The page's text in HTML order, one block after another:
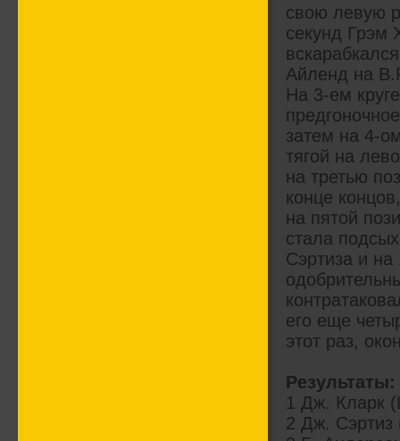
свою левую
секунд Грэм
Айленд на
На 3-ем
затем на 4-
тягой на
на третью
конце
на пятой
стала
Сэртиза и
его еще
этот раз,
Результаты:
1 Дж. Кларк
2 Дж. Сэртиз